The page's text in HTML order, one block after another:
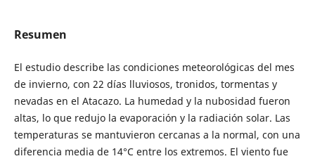
Resumen
El estudio describe las condiciones meteorológicas del mes
de invierno, con 22 días lluviosos, tronidos, tormentas y
nevadas en el Atacazo. La humedad y la nubosidad fueron
altas, lo que redujo la evaporación y la radiación solar. Las
temperaturas se mantuvieron cercanas a la normal, con una
diferencia media de 14°C entre los extremos. El viento fue